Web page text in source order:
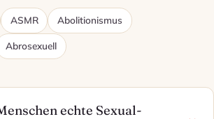
ASMR Abolitionismus
Abrosexuell
echte Sexual-